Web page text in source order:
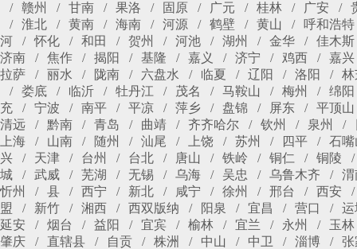
赣州
甘南 果洛 固原 广元 桂林 广安
淮北
黄南 海南 河源 鹤壁 黄山
呼和浩特
河
怀化 和田 贺州 河池 湖州 金华
佳木斯
济南
焦作 揭阳 基隆 嘉义 济宁 鸡西
嘉兴
拉萨
丽水 陇南 六盘水 临夏 辽阳 洛阳
林
娄底
临沂 牡丹江 茂名 马鞍山 梅州
绵阳
充
宁波 南平 平凉 萍乡 盘锦 屏东
平顶山
清远
黔南 青岛 曲靖 齐齐哈尔 钦州 泉州
上海
山南 随州 汕尾 上饶 苏州 四平
石嘴
兴
天津 台州 台北 唐山 铁岭 铜仁
铜陵
城
武威 芜湖 无锡 乌海 吴忠 乌鲁木齐
渭
忻州
县 西宁 新北 咸宁 徐州 邢台
西安
盟
新竹 湘西 西双版纳 阳泉 宜昌 营口
运
延安
烟台 益阳 宜宾 榆林 宜兰 永州
玉林
肇庆
直辖县 自贡 株洲 中山 中卫 淄博 张